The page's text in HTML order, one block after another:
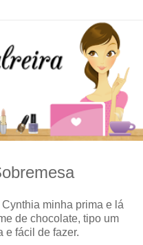
minha prima e lá
de chocolate, tipo um
e fácil de fazer.